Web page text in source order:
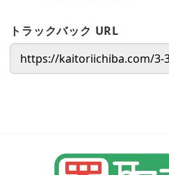
トラックバック URL